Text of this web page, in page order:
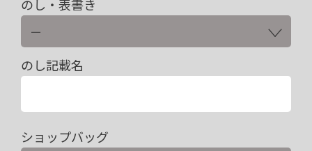
のし・表書き
のし記載名
ショップバッグ